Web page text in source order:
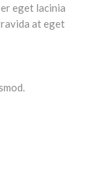
eget lacinia
at eget